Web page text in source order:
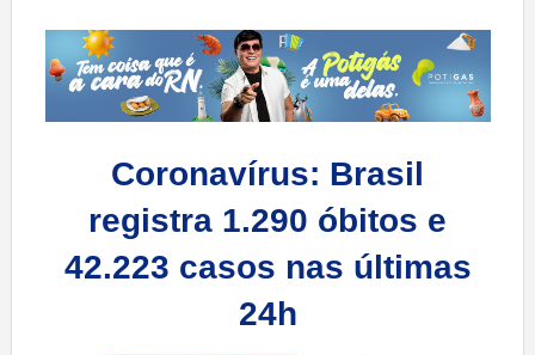
Coronavírus: Brasil
registra 1.290 óbitos e
42.223 casos nas últimas
24h